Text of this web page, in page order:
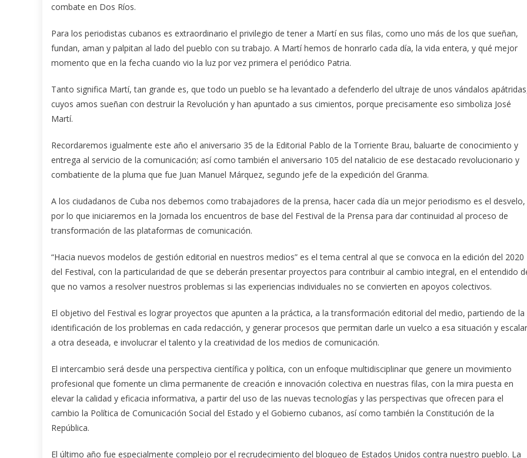
combate en Dos Ríos.
Para los periodistas cubanos es extraordinario el privilegio de tener a Martí en sus filas, como uno más de los que sueñan,
fundan, aman y palpitan al lado del pueblo con su trabajo. A Martí hemos de honrarlo cada día, la vida entera, y qué mejor
momento que en la fecha cuando vio la luz por vez primera el periódico Patria.
Tanto significa Martí, tan grande es, que todo un pueblo se ha levantado a defenderlo del ultraje de unos vándalos
cuyos amos sueñan con destruir la Revolución y han apuntado a sus cimientos, porque precisamente eso simboliza José
Martí.
Recordaremos igualmente este año el aniversario 35 de la Editorial Pablo de la Torriente Brau, baluarte de conocimiento y
entrega al servicio de la comunicación; así como también el aniversario 105 del natalicio de ese destacado revolucionario y
combatiente de la pluma que fue Juan Manuel Márquez, segundo jefe de la expedición del Granma.
A los ciudadanos de Cuba nos debemos como trabajadores de la prensa, hacer cada día un mejor periodismo es el desvelo,
por lo que iniciaremos en la Jornada los encuentros de base del Festival de la Prensa para dar continuidad al proceso de
transformación de las plataformas de comunicación.
“Hacia nuevos modelos de gestión editorial en nuestros medios” es el tema central al que se convoca en la edición del 2020
del Festival, con la particularidad de que se deberán presentar proyectos para contribuir al cambio integral, en el entendido
que no vamos a resolver nuestros problemas si las experiencias individuales no se convierten en apoyos colectivos.
El objetivo del Festival es lograr proyectos que apunten a la práctica, a la transformación editorial del medio, partiendo de la
identificación de los problemas en cada redacción, y generar procesos que permitan darle un vuelco a esa situación y escalar
a otra deseada, e involucrar el talento y la creatividad de los medios de comunicación.
El intercambio será desde una perspectiva científica y política, con un enfoque multidisciplinar que genere un movimiento
profesional que fomente un clima permanente de creación e innovación colectiva en nuestras filas, con la mira puesta en
elevar la calidad y eficacia informativa, a partir del uso de las nuevas tecnologías y las perspectivas que ofrecen para el
cambio la Política de Comunicación Social del Estado y el Gobierno cubanos, así como también la Constitución de la
República.
El último año fue especialmente complejo por el recrudecimiento del bloqueo de Estados Unidos contra nuestro pueblo. La